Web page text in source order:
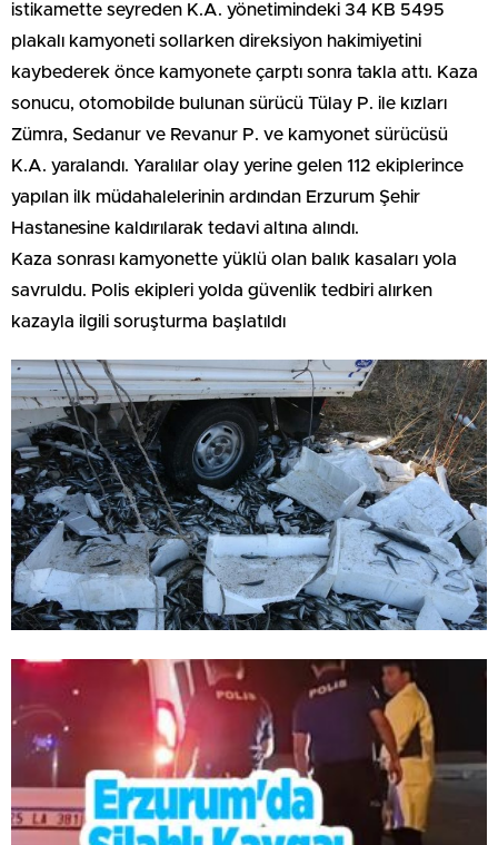
istikamette seyreden K.A. yönetimindeki 34 KB 5495
plakalı kamyoneti sollarken direksiyon hakimiyetini
kaybederek önce kamyonete çarptı sonra takla attı. Kaza
sonucu, otomobilde bulunan sürücü Tülay P. ile kızları
Zümra, Sedanur ve Revanur P. ve kamyonet sürücüsü
K.A. yaralandı. Yaralılar olay yerine gelen 112 ekiplerince
yapılan ilk müdahalelerinin ardından Erzurum Şehir
Hastanesine kaldırılarak tedavi altına alındı.
Kaza sonrası kamyonette yüklü olan balık kasaları yola
savruldu. Polis ekipleri yolda güvenlik tedbiri alırken
kazayla ilgili soruşturma başlatıldı